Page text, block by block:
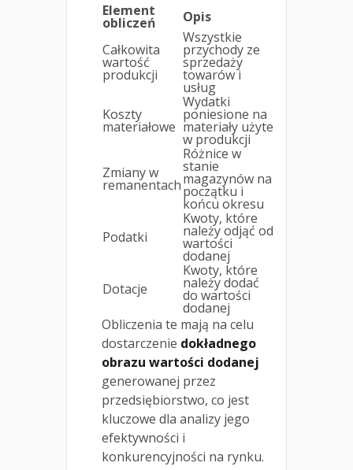
Element
obliczeń
Opis
Całkowita
wartość
produkcji
Wszystkie
przychody ze
sprzedaży
towarów i
usług
Koszty
materiałowe
Wydatki
poniesione na
materiały użyte
w produkcji
Zmiany w
remanentach
Różnice w
stanie
magazynów na
początku i
końcu okresu
Podatki
Kwoty, które
należy odjąć od
wartości
dodanej
Dotacje
Kwoty, które
należy dodać
do wartości
dodanej
Obliczenia te mają na celu
dostarczenie dokładnego
obrazu wartości dodanej
generowanej przez
przedsiębiorstwo, co jest
kluczowe dla analizy jego
efektywności i
konkurencyjności na rynku.